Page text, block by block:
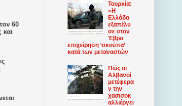
60
και
Τουρκία:
«Η
Ελλάδα
εξαπέλυ
σε στον
Έβρο
επιχείρηση ‘σκούπα’
κατά των μεταναστών
Πώς οι
Αλβανοί
μετέφερα
ν την
χασισοκ
αλλιέργει